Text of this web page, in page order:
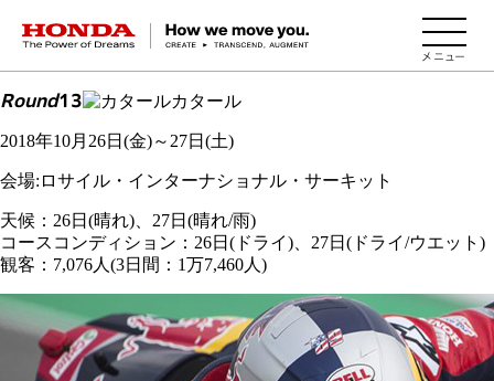
HONDA The Power of Dreams
Round13 カタール
2018年10月26日(金)～27日(土)
会場:ロサイル・インターナショナル・サーキット
天候：26日(晴れ)、27日(晴れ/雨)
コースコンディション：26日(ドライ)、27日(ドライ/ウエット)
観客：7,076人(3日間：1万7,460人)